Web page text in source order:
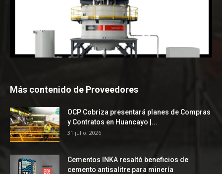
Más contenido de Proveedores
OCP Cobriza presentará planes de Compras
y Contratos en Huancayo |...
31 julio, 2026
Cementos INKA resaltó beneficios de
cemento antisalitre para minería